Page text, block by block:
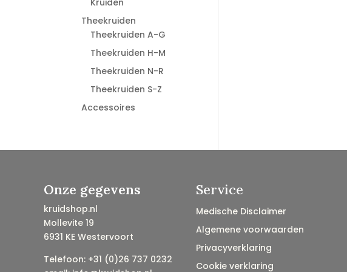
Kruiden
Theekruiden
Theekruiden A-G
Theekruiden H-M
Theekruiden N-R
Theekruiden S-Z
Accessoires
Onze gegevens
kruidshop.nl
Mollevite 19
6931 KE Westervoort
Telefoon: +31 (0)26 737 0232
Service
Medische Disclaimer
Algemene voorwaarden
Privacyverklaring
Cookie verklaring